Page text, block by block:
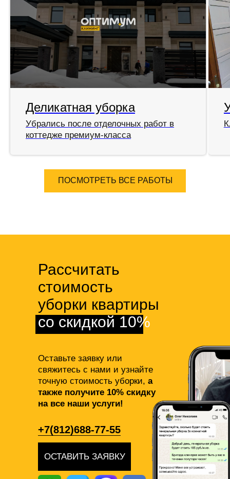
Деликатная уборка
Убрались после отделочных работ в
коттедже премиум-класса
ПОСМОТРЕТЬ ВСЕ РАБОТЫ
Оставьте заявку или
свяжитесь с нами и узнайте
точную стоимость уборки, а
также получите 10% скидку
на все наши услуги!
Рассчитать
стоимость
уборки квартиры
со скидкой 10%
ОСТАВИТЬ ЗАЯВКУ
+7(812)688-77-55